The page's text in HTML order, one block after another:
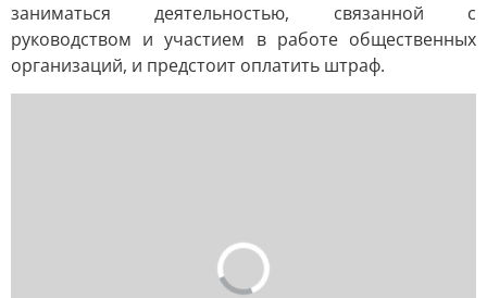
заниматься деятельностью, связанной с
руководством и участием в работе общественных
организаций, и предстоит оплатить штраф.